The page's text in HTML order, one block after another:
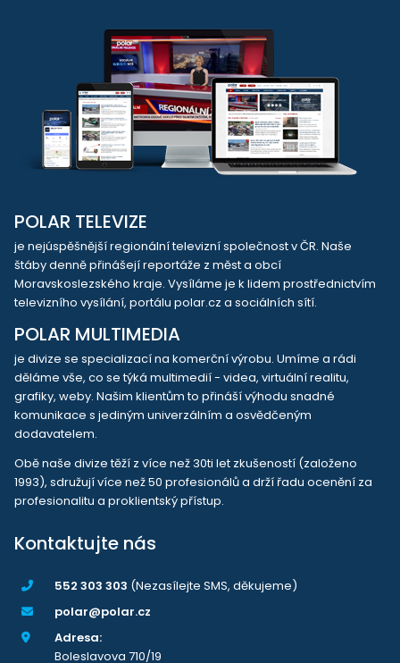
POLAR TELEVIZE
je nejúspěšnější regionální televizní společnost v ČR. Naše
štáby denně přinášejí reportáže z měst a obcí
Moravskoslezského kraje. Vysíláme je k lidem prostřednictvím
televizního vysílání, portálu polar.cz a sociálních sítí.
POLAR MULTIMEDIA
je divize se specializací na komerční výrobu. Umíme a rádi
děláme vše, co se týká multimedií - videa, virtuální realitu,
grafiky, weby. Našim klientům to přináší výhodu snadné
komunikace s jediným univerzálním a osvědčeným
dodavatelem.
Obě naše divize těží z více než 30ti let zkušeností (založeno
1993), sdružují více než 50 profesionálů a drží řadu ocenění za
profesionalitu a proklientský přístup.
Kontaktujte nás
552 303 303 (Nezasílejte SMS, děkujeme)
polar@polar.cz
Adresa:
Boleslavova 710/19